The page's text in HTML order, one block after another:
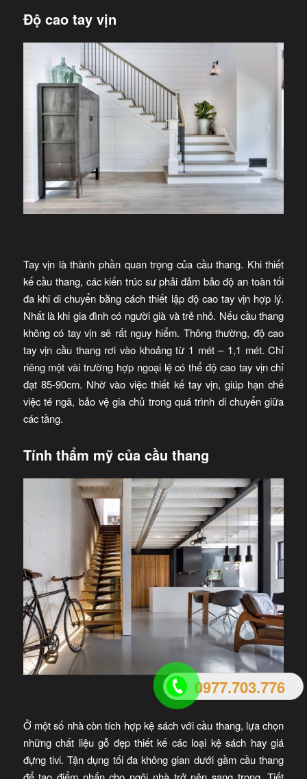
0977.703.776
Độ cao tay vịn
Tay vịn là thành phần quan trọng của cầu thang. Khi thiết
kế cầu thang, các kiến trúc sư phải đảm bảo độ an toàn tối
đa khi di chuyển bằng cách thiết lập độ cao tay vịn hợp lý.
Nhất là khi gia đình có người già và trẻ nhỏ. Nếu cầu thang
không có tay vịn sẽ rất nguy hiểm. Thông thường, độ cao
tay vịn cầu thang rơi vào khoảng từ 1 mét – 1,1 mét. Chỉ
riêng một vài trường hợp ngoại lệ có thể độ cao tay vịn chỉ
đạt 85-90cm. Nhờ vào việc thiết kế tay vịn, giúp hạn chế
việc té ngã, bảo vệ gia chủ trong quá trình di chuyển giữa
các tầng.
Tính thẩm mỹ của cầu thang
Ở một số nhà còn tích hợp kệ sách với cầu thang, lựa chọn
những chất liệu gỗ đẹp thiết kế các loại kệ sách hay giá
đựng tivi. Tận dụng tối đa không gian dưới gầm cầu thang